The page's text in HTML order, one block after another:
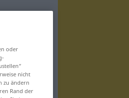
oder
nicht
zu ändern
Rand der